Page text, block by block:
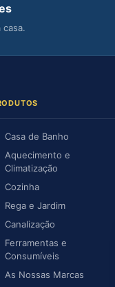
Casa de Banho
Aquecimento e
Climatização
Cozinha
Rega e Jardim
Canalização
Ferramentas e
Consumíveis
As Nossas Marcas